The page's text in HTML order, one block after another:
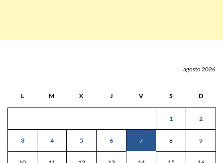
agosto 2026
L M X J V S D
1 2
3 4 5 6 7 8 9